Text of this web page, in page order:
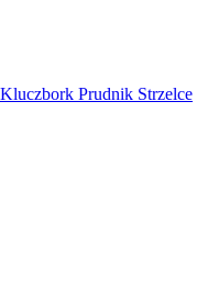
Kluczbork Prudnik Strzelce